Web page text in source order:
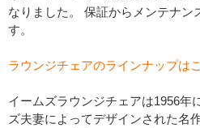
なりました。 保証からメンテナン
す。
ラウンジチェアのラインナップは
イームズラウンジチェアは1956年
ズ夫妻によってデザインされた名